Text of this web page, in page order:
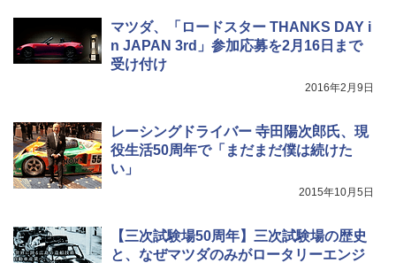
マツダ、「ロードスター THANKS DAY i
n JAPAN 3rd」参加応募を2月16日まで
受け付け
2016年2月9日
レーシングドライバー 寺田陽次郎氏、現
役生活50周年で「まだまだ僕は続けた
い」
2015年10月5日
【三次試験場50周年】三次試験場の歴史
と、なぜマツダのみがロータリーエンジ